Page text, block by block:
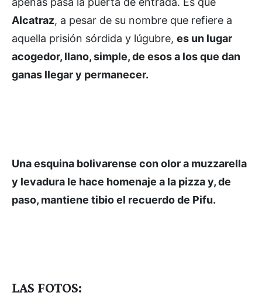
Alcatraz, a pesar de su nombre que refiere a
aquella prisión sórdida y lúgubre, es un lugar
acogedor, llano, simple, de esos a los que dan
ganas llegar y permanecer.
Una esquina bolivarense con olor a muzzarella
y levadura le hace homenaje a la pizza y, de
paso, mantiene tibio el recuerdo de Pifu.
LAS FOTOS: